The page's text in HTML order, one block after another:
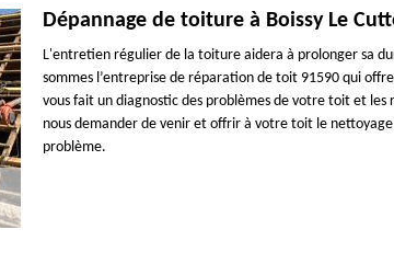
Dépannage de toiture à Boissy Le
L'entretien régulier de la toiture aidera à prolonger sa
sommes l’entreprise de réparation de toit 91590 qui
vous fait un diagnostic des problèmes de votre toit et
nous demander de venir et offrir à votre toit le
problème.